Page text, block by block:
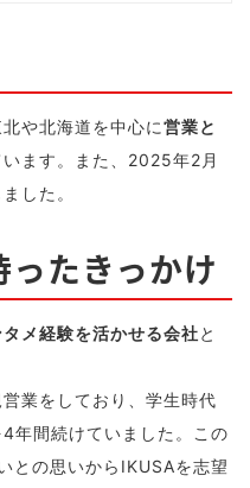
や北海道を中心に営業と
ます。また、2025年2月
した。
たきっかけ
メ経験を活かせる会社と
業をしており、学生時代
年間続けていました。この
との思いからIKUSAを志望